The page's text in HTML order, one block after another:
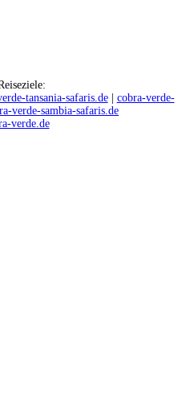
tansania-safaris.de| cobra-verde-
verde-sambia-safaris.de
verde.de